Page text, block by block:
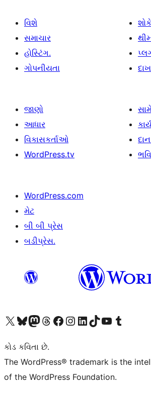
વિશે
સમાચાર
હોસ્ટિંગ.
ગોપનીયતા
જાણો
આધાર
વિકાસકર્તાઓ
WordPress.tv
WordPress.com
મેટ
બી બી પ્રેસ
બડીપ્રેસ.
અમારા X (અગાઉ ટ્વિટર) એકાઉન્ટની મુલાકાત લોઅમારા Bluesky એકાઉન્ટની મુલાકાત લોઅમારા માસ્ટોડોન એકાઉન્ટની મુલાકાત લોઅમારા Threads એકાઉન્ટની મુલાકાત લો અમારા ફેસબુક પેજની મુલાકાત લોઅમારા ઇન્સ્ટાગ્રામ એકાઉન્ટની મુલાકાત લો અમારા LinkedIn એકાઉન્ટની મુલાકાત લોઅમારા TikTok એકાઉન્ટની મુલાકાત લોઅમારી YouTube ચેનલની મુલાકાત લો અમારા Tumblr એકાઉન્ટની મુલાકાત લો
કોડ કવિતા છે.
The WordPress® trademark is the
of the WordPress Foundation.